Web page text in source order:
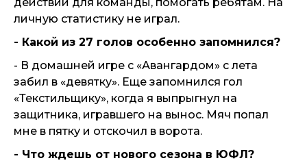
действий для команды, помогать ребятам. На
личную статистику не играл.
- Какой из 27 голов особенно запомнился?
- В домашней игре с «Авангардом» с лета
забил в «девятку». Еще запомнился гол
«Текстильщику», когда я выпрыгнул на
защитника, игравшего на вынос. Мяч попал
мне в пятку и отскочил в ворота.
- Что ждешь от нового сезона в ЮФЛ?